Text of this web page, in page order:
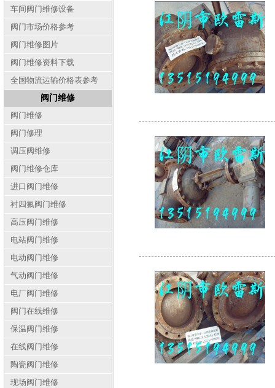
车间阀门维修设备
阀门市场价格参考
阀门维修图片
阀门维修资料下载
全国物流运输价格表参考
阀门维修
阀门维修
阀门修理
调压阀维修
阀门维修仓库
进口阀门维修
衬四氟阀门维修
高压阀门维修
电站阀门维修
电动阀门维修
气动阀门维修
电厂阀门维修
阀门在线维修
保温阀门维修
在线阀门维修
陶瓷阀门维修
现场阀门维修